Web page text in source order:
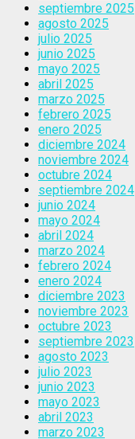
septiembre 2025
agosto 2025
julio 2025
junio 2025
mayo 2025
abril 2025
marzo 2025
febrero 2025
enero 2025
diciembre 2024
noviembre 2024
octubre 2024
septiembre 2024
junio 2024
mayo 2024
abril 2024
marzo 2024
febrero 2024
enero 2024
diciembre 2023
noviembre 2023
octubre 2023
septiembre 2023
agosto 2023
julio 2023
junio 2023
mayo 2023
abril 2023
marzo 2023